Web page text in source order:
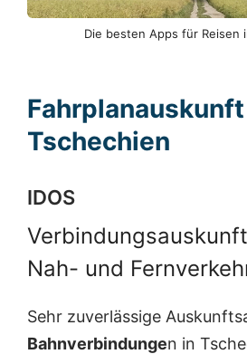
Die besten Apps für Reisen
Tschechien
IDOS
Nah- und
Sehr zuverlässige
Bahnverbindungen in